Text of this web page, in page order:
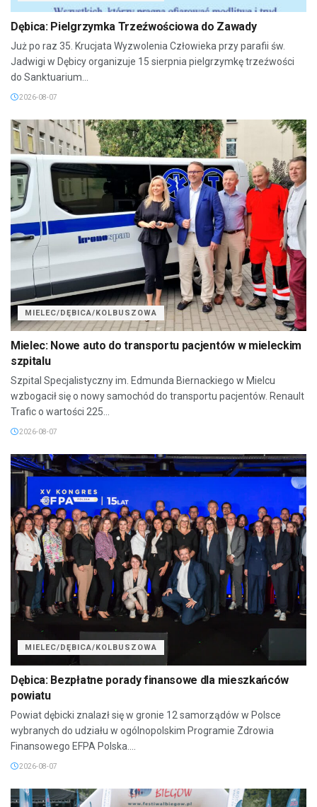
Dębica: Pielgrzymka Trzeźwościowa do Zawady
Już po raz 35. Krucjata Wyzwolenia Człowieka przy parafii św.
Jadwigi w Dębicy organizuje 15 sierpnia pielgrzymkę trzeźwości
do Sanktuarium...
2026-08-07
MIELEC/DĘBICA/KOLBUSZOWA
Mielec: Nowe auto do transportu pacjentów w mieleckim
szpitalu
Szpital Specjalistyczny im. Edmunda Biernackiego w Mielcu
wzbogacił się o nowy samochód do transportu pacjentów. Renault
Trafic o wartości 225...
2026-08-07
MIELEC/DĘBICA/KOLBUSZOWA
Dębica: Bezpłatne porady finansowe dla mieszkańców
powiatu
Powiat dębicki znalazł się w gronie 12 samorządów w Polsce
wybranych do udziału w ogólnopolskim Programie Zdrowia
Finansowego EFPA Polska....
2026-08-07